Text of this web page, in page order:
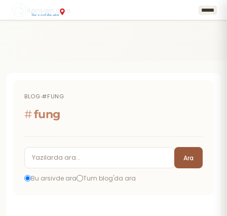
BLOG›#FUNG
#fung
Ara
Bu arsivde ara Tum blog'da ara